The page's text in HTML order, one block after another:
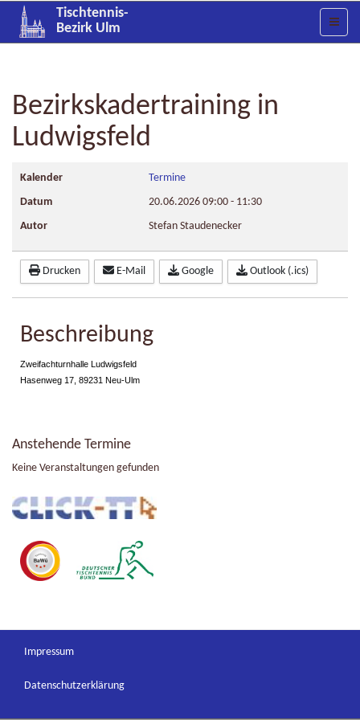
Tischtennis-
Bezirk Ulm
Bezirkskadertraining in
Ludwigsfeld
Kalender
Termine
Datum
20.06.2026 09:00 - 11:30
Autor
Stefan Staudenecker
Drucken E-Mail Google Outlook (.ics)
Beschreibung
Zweifachturnhalle Ludwigsfeld
Hasenweg 17, 89231 Neu-Ulm
Anstehende Termine
Keine Veranstaltungen gefunden
Impressum
Datenschutzerklärung